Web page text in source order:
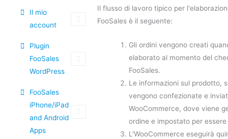
Il mio
account
Plugin
FooSales
WordPress
FooSales
iPhone/iPad
and Android
Apps
Il flusso di lavoro tipico per
FooSales è il seguente:
Gli ordini vengono creati
elaborato al momento del
FooSales.
Le informazioni sul prodotto,
vengono confezionate e
WooCommerce, dove viene
ordine e impostato per
L'WooCommerce eseguirà
tra
i